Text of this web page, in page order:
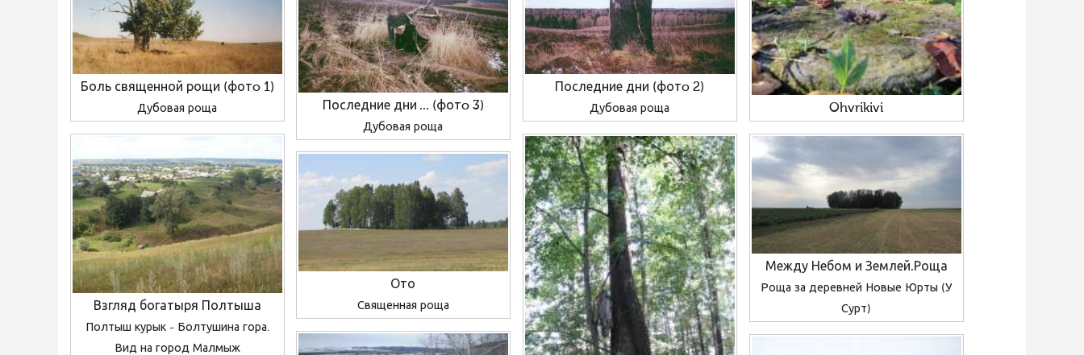
Ohvrikivi
Боль священной рощи (фотo 1)
Дубовая роща
Последние дни (фотo 2)
Дубовая роща
Последние дни ... (фотo 3)
Дубовая роща
Взгляд богатыря Полтыша
Полтыш курык - Болтушина гора.
Вид на город Малмыж
Между Небом и Землей.Роща
Роща за деревней Новые Юрты (У
Сурт)
Ото
Священная роща